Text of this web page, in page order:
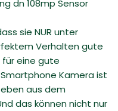
dn 108mp Sensor
sie NUR unter
Verhalten gute
für eine gute
Kamera ist
aus dem
das können nicht nur